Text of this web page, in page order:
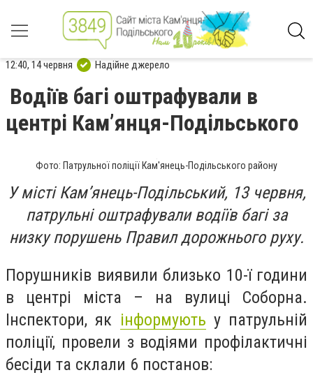
12:40, 14 червня Надійне джерело
Водіїв багі оштрафували в
центрі Кам’янця-Подільського
Фото: Патрульної поліції Кам'янець-Подільського району
У місті Кам’янець-Подільський, 13 червня,
патрульні оштрафували водіїв багі за
низку порушень Правил дорожнього руху.
Порушників виявили близько 10-ї години
в центрі міста – на вулиці Соборна.
Інспектори, як інформують у патрульній
поліції, провели з водіями профілактичні
бесіди та склали 6 постанов: